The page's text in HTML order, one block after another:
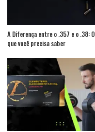
A Diferença entre o .357 e o .38: O
que você precisa saber